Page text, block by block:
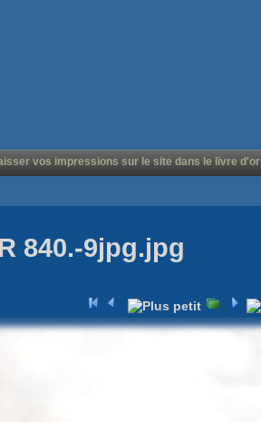
vos impressions sur le site dans le livre d'or
840.-9jpg.jpg